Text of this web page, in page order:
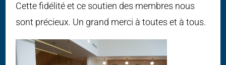
Cette fidélité et ce soutien des membres nous
sont précieux. Un grand merci à toutes et à tous.